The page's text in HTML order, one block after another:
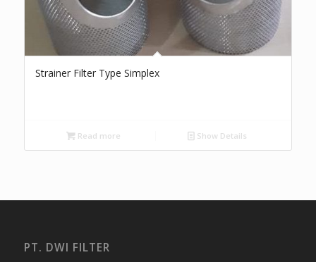
Strainer Filter Type Simplex
Read more Show Details
PT. DWI FILTER